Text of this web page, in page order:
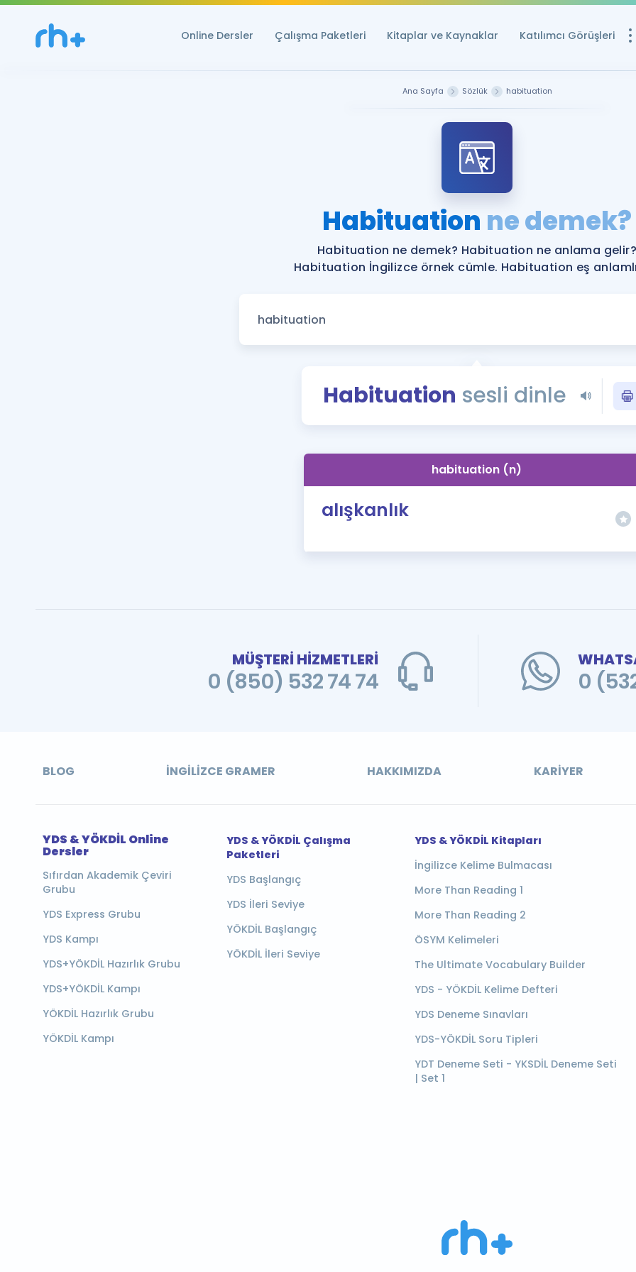
Online Dersler Çalışma Paketleri Kitaplar ve Kaynaklar Katılımcı Görüşleri
Ücretsiz
YDS ve YÖKDİL
YDS ve YÖKDİL'e
Tüm ÖSYM
Blog
YDS - YÖKDİL
İngilizce
Ana Sayfa Sözlük habituation
Habituation ne demek?
Habituation ne demek? Habituation ne anlama gelir?
Habituation İngilizce örnek cümle. Habituation eş
Habituation sesli dinle
habituation (n)
alışkanlık
MÜŞTERİ HİZMETLERİ
0 (850) 532 74 74 0
BLOG İNGILIZCE GRAMER HAKKIMIZDA KARIYER
YDS & YÖKDİL Online
Dersler
Sıfırdan Akademik Çeviri
Grubu
YDS Express Grubu
YDS Kampı
YDS+YÖKDİL Hazırlık Grubu
YDS+YÖKDİL Kampı
YÖKDİL Hazırlık Grubu
YÖKDİL Kampı
YDS & YÖKDİL Çalışma
Paketleri
YDS Başlangıç
YDS İleri Seviye
YÖKDİL Başlangıç
YÖKDİL İleri Seviye
YDS & YÖKDİL Kitapları
İngilizce Kelime Bulmacası
More Than Reading 1
More Than Reading 2
ÖSYM Kelimeleri
The Ultimate Vocabulary Builder
YDS - YÖKDİL Kelime Defteri
YDS Deneme Sınavları
YDS-YÖKDİL Soru Tipleri
YDT Deneme Seti - YKSDİL Deneme Seti
| Set 1